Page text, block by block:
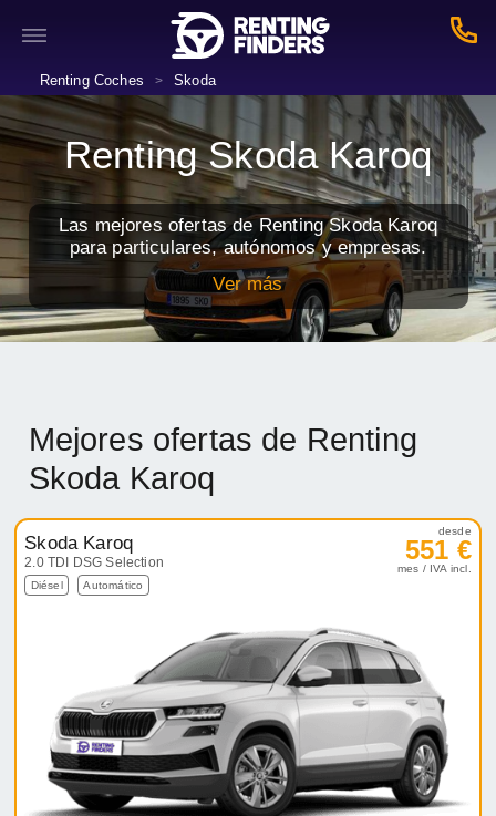
Renting Coches > Skoda
Renting Skoda Karoq
Las mejores ofertas de Renting Skoda Karoq
para particulares, autónomos y empresas.
Ver más
Mejores ofertas de Renting
Skoda Karoq
Skoda Karoq
2.0 TDI DSG Selection
Diésel Automático
desde
551 €
mes / IVA incl.